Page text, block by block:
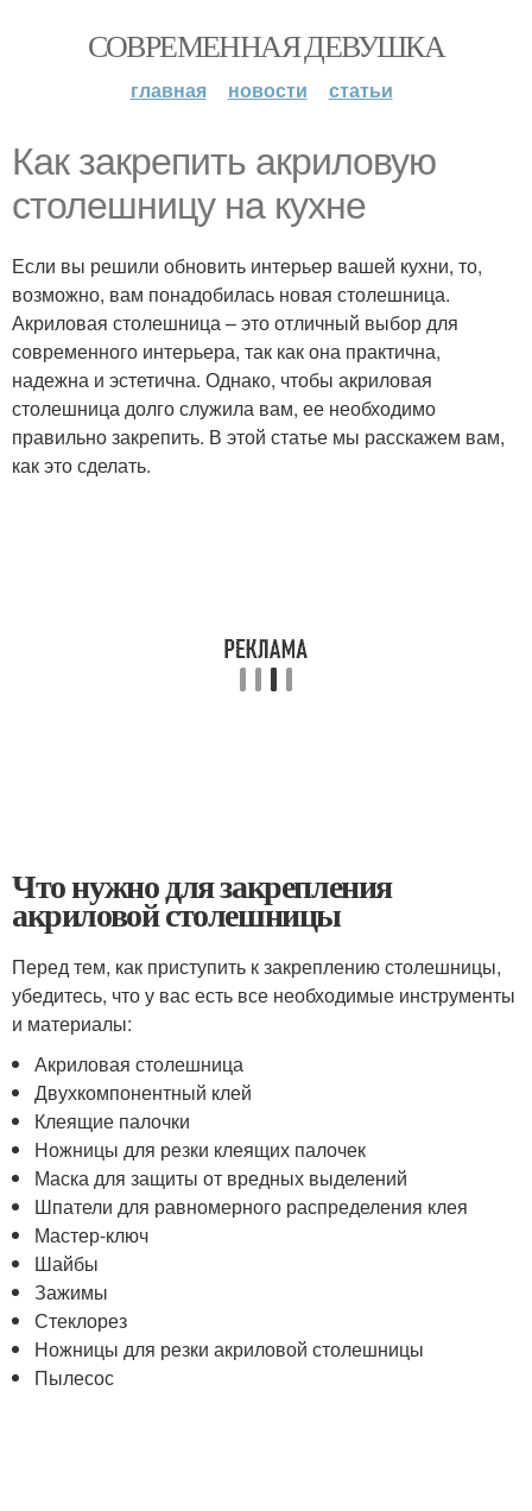
СОВРЕМЕННАЯ ДЕВУШКА
главная новости статьи
Как закрепить акриловую
столешницу на кухне
Если вы решили обновить интерьер вашей кухни, то,
возможно, вам понадобилась новая столешница.
Акриловая столешница – это отличный выбор для
современного интерьера, так как она практична,
надежна и эстетична. Однако, чтобы акриловая
столешница долго служила вам, ее необходимо
правильно закрепить. В этой статье мы расскажем вам,
как это сделать.
Что нужно для закрепления
акриловой столешницы
Перед тем, как приступить к закреплению столешницы,
убедитесь, что у вас есть все необходимые инструменты
и материалы:
Акриловая столешница
Двухкомпонентный клей
Клеящие палочки
Ножницы для резки клеящих палочек
Маска для защиты от вредных выделений
Шпатели для равномерного распределения клея
Мастер-ключ
Шайбы
Зажимы
Стеклорез
Ножницы для резки акриловой столешницы
Пылесос